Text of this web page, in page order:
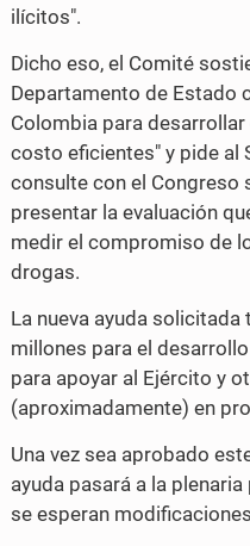
ilícitos".
Dicho eso, el Comité
Departamento de Estado
Colombia para
costo eficientes" y pide al
consulte con el Congreso
presentar la evaluación
medir el compromiso de
drogas.
La nueva ayuda solicitada
millones para el
para apoyar al Ejército y
(aproximadamente) en
Una vez sea aprobado
ayuda pasará a la
se esperan